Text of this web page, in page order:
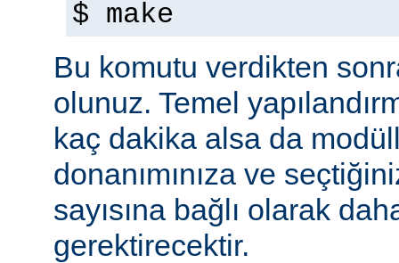
$ make
Bu komutu verdikten
olunuz. Temel
kaç dakika alsa da
donanımınıza ve
sayısına bağlı olarak
gerektirecektir.